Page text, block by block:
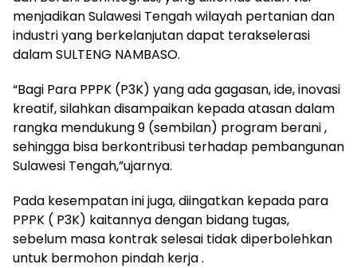
menjadikan Sulawesi Tengah wilayah pertanian dan
industri yang berkelanjutan dapat terakselerasi
dalam SULTENG NAMBASO.
“Bagi Para PPPK (P3K) yang ada gagasan, ide, inovasi
kreatif, silahkan disampaikan kepada atasan dalam
rangka mendukung 9 (sembilan) program berani ,
sehingga bisa berkontribusi terhadap pembangunan
Sulawesi Tengah,”ujarnya.
Pada kesempatan ini juga, diingatkan kepada para
PPPK ( P3K) kaitannya dengan bidang tugas,
sebelum masa kontrak selesai tidak diperbolehkan
untuk bermohon pindah kerja .